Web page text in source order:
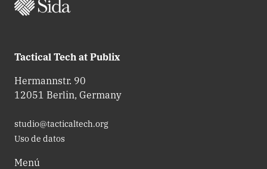
Tactical Tech at Publix
Hermannstr. 90
12051 Berlin, Germany
studio@tacticaltech.org
Uso de datos
Menú